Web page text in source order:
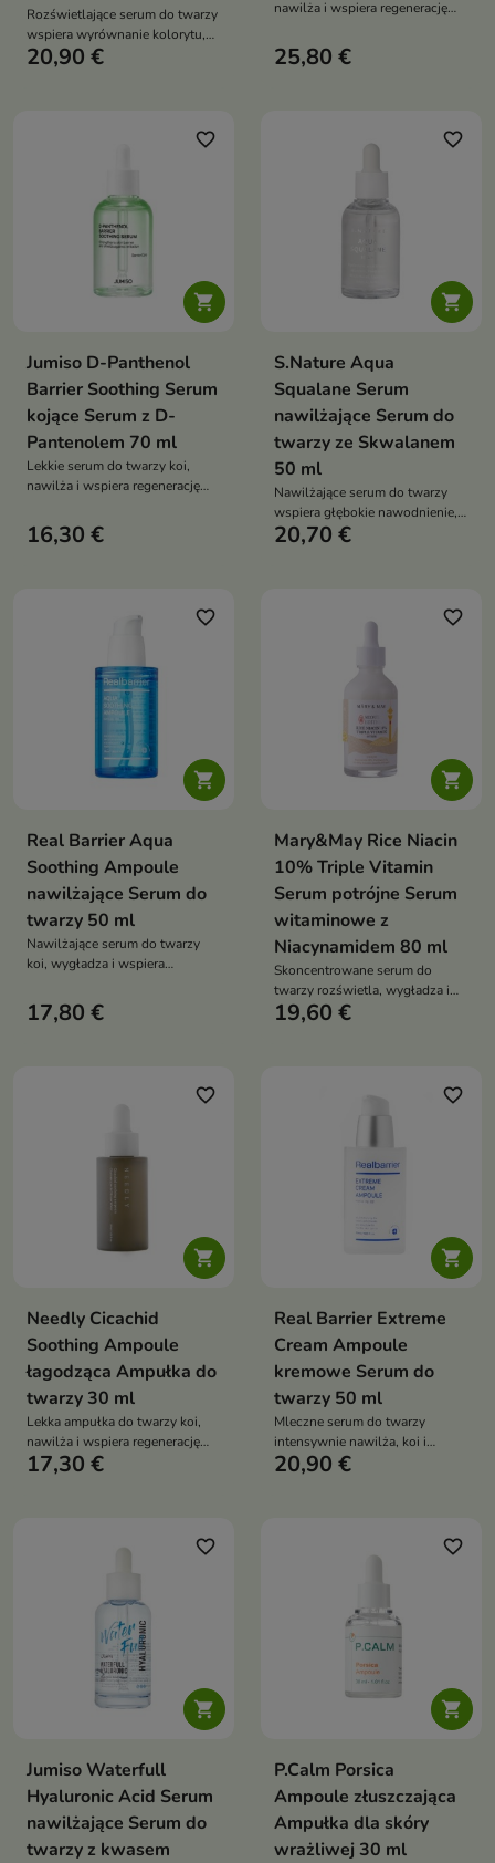
Rozświetlające serum do twarzy
wspiera wyrównanie kolorytu,
wygładzenie i redukcję
20,90 €
nawilża i wspiera regenerację
Formuła oparta w 86% na
filtracie z fermentu Lactobacillus
erytrytolu, wzmacnia mikrobiom
oraz przywraca cerze komfort
25,80 €

favorite_border
Jumiso D-Panthenol
Barrier Soothing Serum
kojące Serum z D-
Pantenolem 70 ml
Lekkie serum do twarzy koi,
nawilża i wspiera regenerację
trądzikowej. Formuła z
pantenolem, cynkiem PCA,
CICA pomaga wyciszyć
nadmiar sebum
16,30 €

favorite_border
S.Nature Aqua
Squalane Serum
nawilżające Serum do
twarzy ze Skwalanem
50 ml
Nawilżające serum do twarzy
wspiera głębokie nawodnienie,
zmiękczenie i regenerację skóry.
wirginijskim koi, wygładza oraz
pomaga ograniczyć utratę wody
20,70 €

favorite_border
Real Barrier Aqua
Soothing Ampoule
nawilżające Serum do
twarzy 50 ml
Nawilżające serum do twarzy
koi, wygładza i wspiera
wrażliwej oraz zaczerwienionej.
Formuła z kwasem
zmniejszyć podrażnienia oraz
17,80 €

favorite_border
Mary&May Rice Niacin
10% Triple Vitamin
Serum potrójne Serum
witaminowe z
Niacynamidem 80 ml
Skoncentrowane serum do
twarzy rozświetla, wygładza i
wspiera wyrównanie kolorytu
19,60 €

favorite_border
Needly Cicachid
Soothing Ampoule
łagodząca Ampułka do
twarzy 30 ml
Lekka ampułka do twarzy koi,
nawilża i wspiera regenerację
skóry wrażliwej, suchej oraz
kwasem hialuronowym pomaga
17,30 €

favorite_border
Real Barrier Extreme
Cream Ampoule
kremowe Serum do
twarzy 50 ml
Mleczne serum do twarzy
intensywnie nawilża, koi i
wspiera odbudowę bariery
fosfolipidami pozostawia
satynowe, otulające
20,90 €

favorite_border
Jumiso Waterfull
Hyaluronic Acid Serum
nawilżające Serum do
twarzy z kwasem

favorite_border
P.Calm Porsica
Ampoule złuszczająca
Ampułka dla skóry
wrażliwej 30 ml